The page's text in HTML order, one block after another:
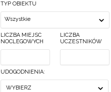
TYP OBIEKTU
Wszystkie
LICZBA MIEJSC
NOCLEGOWYCH
LICZBA
UCZESTNIKÓW
UDOGODNIENIA:
WYBIERZ